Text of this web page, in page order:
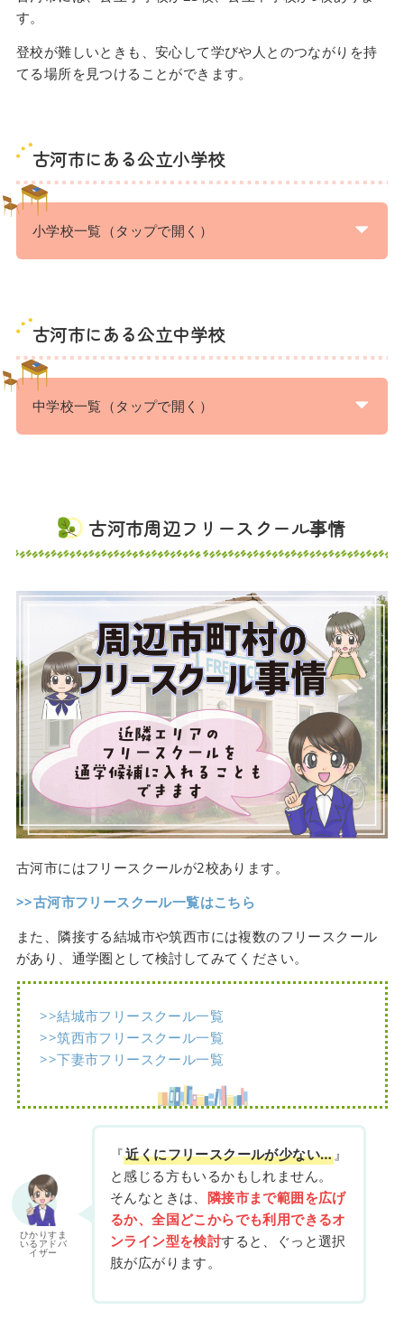
す。
登校が難しいときも、安心して学びや人とのつながりを持
てる場所を見つけることができます。
古河市にある公立小学校
小学校一覧（タップで開く）
古河市にある公立中学校
中学校一覧（タップで開く）
古河市周辺フリースクール事情
古河市にはフリースクールが2校あります。
>>古河市フリースクール一覧はこちら
また、隣接する結城市や筑西市には複数のフリースクール
があり、通学圏として検討してみてください。
>>結城市フリースクール一覧
>>筑西市フリースクール一覧
>>下妻市フリースクール一覧
ひかりすま
いるアドバ
イザー
『近くにフリースクールが少ない…』
と感じる方もいるかもしれません。
そんなときは、 隣接市まで範囲を広げ
るか、全国どこからでも利用できるオ
ンライン型を検討すると、ぐっと選択
肢が広がります。